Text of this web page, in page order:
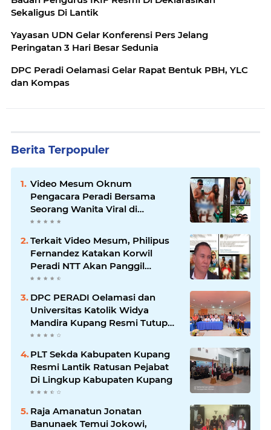
Sekaligus Di Lantik
Yayasan UDN Gelar Konferensi Pers Jelang
Peringatan 3 Hari Besar Sedunia
DPC Peradi Oelamasi Gelar Rapat Bentuk PBH, YLC
dan Kompas
Berita Terpopuler
Video Mesum Oknum
Pengacara Peradi Bersama
Seorang Wanita Viral di
Facebook
Terkait Video Mesum, Philipus
Fernandez Katakan Korwil
Peradi NTT Akan Panggil
Oknum Advokat
DPC PERADI Oelamasi dan
Universitas Katolik Widya
Mandira Kupang Resmi Tutup
PKPA Angkatan II
PLT Sekda Kabupaten Kupang
Resmi Lantik Ratusan Pejabat
Di Lingkup Kabupaten Kupang
Raja Amanatun Jonatan
Banunaek Temui Jokowi,